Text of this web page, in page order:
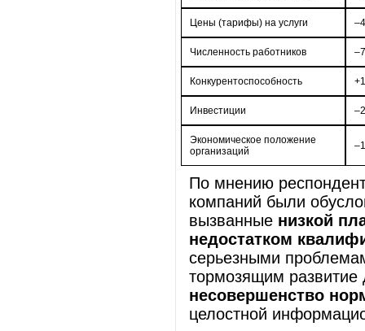
Цены (тарифы) на услуги –4
Численность работников –7
Конкурентоспособность
Инвестиции
Экономическое положение
организаций
По мнению
компаний были
вызванные низкой
недостатком
серьезными
тормозящим развитие
несовершенство
целостной